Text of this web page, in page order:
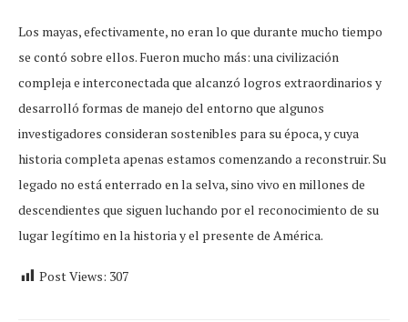
Los mayas, efectivamente, no eran lo que durante mucho tiempo
se contó sobre ellos. Fueron mucho más: una civilización
compleja e interconectada que alcanzó logros extraordinarios y
desarrolló formas de manejo del entorno que algunos
investigadores consideran sostenibles para su época, y cuya
historia completa apenas estamos comenzando a reconstruir. Su
legado no está enterrado en la selva, sino vivo en millones de
descendientes que siguen luchando por el reconocimiento de su
lugar legítimo en la historia y el presente de América.
Post Views: 307